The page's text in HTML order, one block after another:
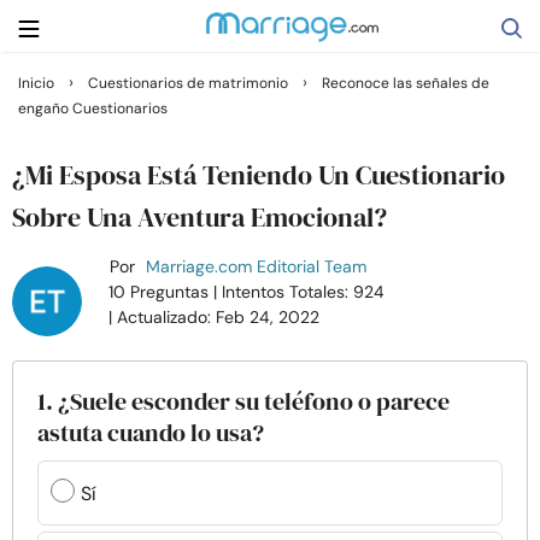
Buscar
Casarse
Relaciones
Familia
Ayuda
Cursos
Inicio › Cuestionarios de matrimonio ›
Reconoce las señales de
engaño Cuestionarios
¿Mi Esposa Está Teniendo Un Cuestionario
Sobre Una Aventura Emocional?
Por Marriage.com Editorial Team
10 Preguntas | Intentos Totales: 924
| Actualizado: Feb 24, 2022
1. ¿Suele esconder su teléfono o parece
astuta cuando lo usa?
Sí